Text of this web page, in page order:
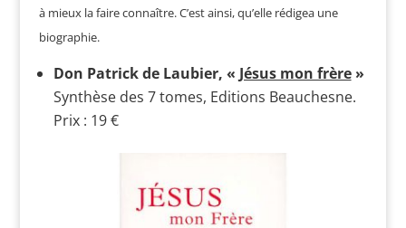
à mieux la faire connaître. C’est ainsi, qu’elle rédigea une
biographie.
Don Patrick de Laubier, « Jésus mon frère»
Synthèse des 7 tomes, Editions Beauchesne.
Prix : 19 €